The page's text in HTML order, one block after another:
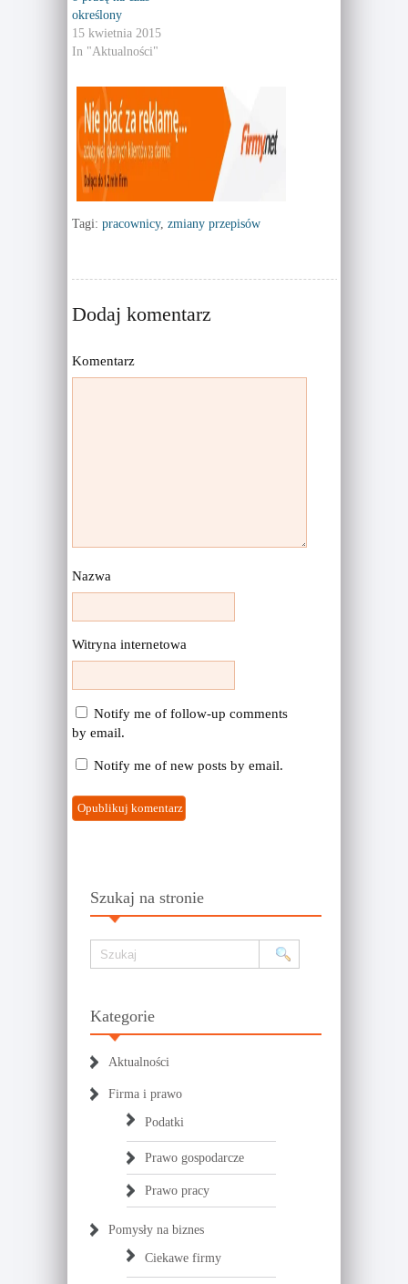
n
s
i
n
n
w
i
n
d
o
w
)
s
n
w
w
i
n
d
o
w
określony
15 kwietnia 2015
In "Aktualności"
Tagi: pracownicy, zmiany przepisów
Dodaj komentarz
Komentarz
Nazwa
Witryna internetowa
Notify me of follow-up comments
by email.
Notify me of new posts by email.
Szukaj na stronie
Kategorie
Aktualności
Firma i prawo
Podatki
Prawo gospodarcze
Prawo pracy
Pomysły na biznes
Ciekawe firmy